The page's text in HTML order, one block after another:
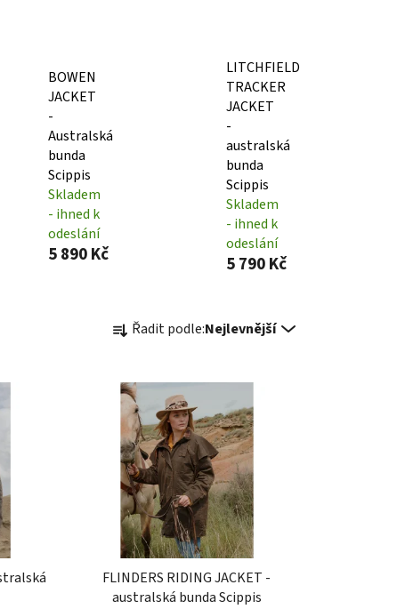
BOWEN
JACKET
-
Australská
bunda
Scippis
Skladem
- ihned k
odeslání
5 890 Kč
LITCHFIELD
TRACKER
JACKET
-
australská
bunda
Scippis
Skladem
- ihned k
odeslání
5 790 Kč
a
e
n
p
o
d
u
k
t
Řadit podle:Nejlevnější
FLINDERS RIDING JACKET -
australská bunda Scippis